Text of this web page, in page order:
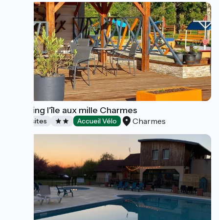
Camping l'île aux mille Charmes
Campsites Accueil Vélo Charmes